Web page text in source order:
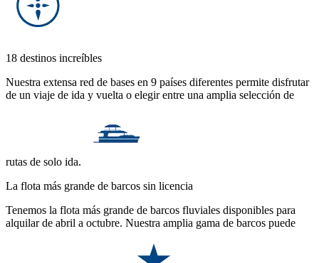
18 destinos increíbles
Nuestra extensa red de bases en 9 países diferentes permite disfrutar
de un viaje de ida y vuelta o elegir entre una amplia selección de
rutas de solo ida.
La flota más grande de barcos sin licencia
Tenemos la flota más grande de barcos fluviales disponibles para
alquilar de abril a octubre. Nuestra amplia gama de barcos puede